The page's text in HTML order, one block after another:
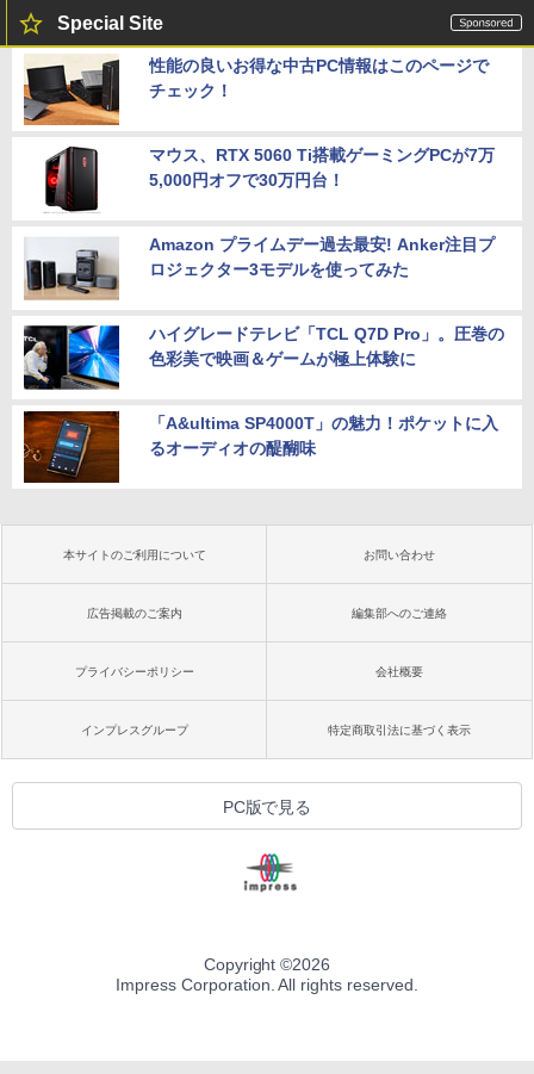
Special Site
性能の良いお得な中古PC情報はこのページで
チェック！
マウス、RTX 5060 Ti搭載ゲーミングPCが7万
5,000円オフで30万円台！
Amazon プライムデー過去最安! Anker注目プ
ロジェクター3モデルを使ってみた
ハイグレードテレビ「TCL Q7D Pro」。圧巻の
色彩美で映画＆ゲームが極上体験に
「A&ultima SP4000T」の魅力！ポケットに入
るオーディオの醍醐味
本サイトのご利用について お問い合わせ
広告掲載のご案内 編集部へのご連絡
プライバシーポリシー 会社概要
インプレスグループ 特定商取引法に基づく表示
PC版で見る
Copyright ©2026
Impress Corporation. All rights reserved.